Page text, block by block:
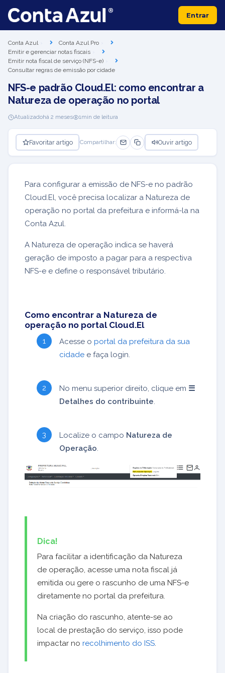
Entrar
Conta Azul
Conta Azul Pro
Emitir e gerenciar notas fiscais
Emitir nota fiscal de serviço (NFS-e)
Consultar regras de emissão por cidade
NFS-e padrão Cloud.El: como encontrar a
Natureza de operação no portal
Atualizadohá 2 meses 1min de leitura
Favoritar artigo Compartilhar: Ouvir artigo
Para configurar a emissão de NFS-e no padrão
Cloud.El, você precisa localizar a Natureza de
operação no portal da prefeitura e informá-la na
Conta Azul.
A Natureza de operação indica se haverá
geração de imposto a pagar para a respectiva
NFS-e e define o responsável tributário.
Como encontrar a Natureza de
operação no portal Cloud.El
Acesse o portal da prefeitura da sua
cidade e faça login.
No menu superior direito, clique em ☰
Detalhes do contribuinte.
Localize o campo Natureza de
Operação.
Dica!
Para facilitar a identificação da Natureza
de operação, acesse uma nota fiscal já
emitida ou gere o rascunho de uma NFS-e
diretamente no portal da prefeitura.
Na criação do rascunho, atente-se ao
local de prestação do serviço, isso pode
impactar no recolhimento do ISS.